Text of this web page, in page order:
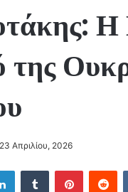
Η
της
23 Απριλίου, 2026
LinkedInTumblr Pinterest